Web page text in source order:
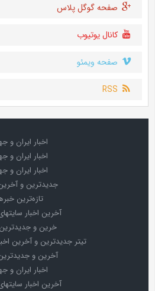
صفحه گوگل پلاس
کانال یوتیوب
صفحه ویمئو
RSS
اخبار ایران و
اخبار ایران و
اخبار ایران و
جدیدترین و آخرین
تازه‌ترین
آخرین اخبار
خرین و جدیدترین
تیتر جدیدترین و آخرین
آخرین و جدیدترین
اخبار ایران و
آخرین اخبار